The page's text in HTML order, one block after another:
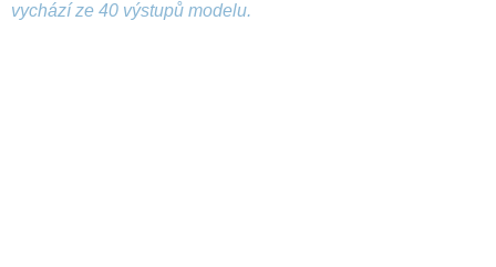
vychází ze 40 výstupů modelu.